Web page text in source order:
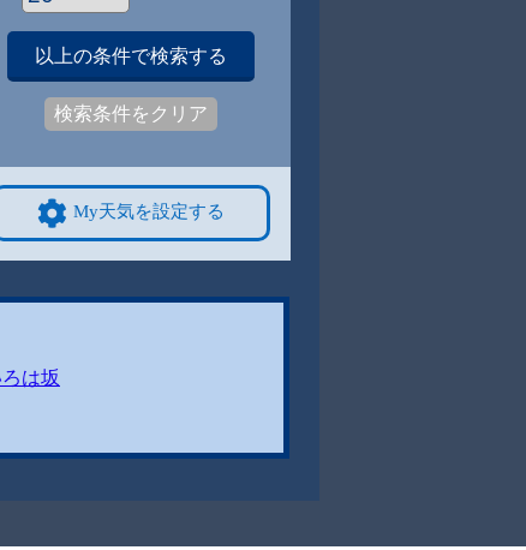
以上の条件で検索する
検索条件をクリア
My天気を設定する
は坂